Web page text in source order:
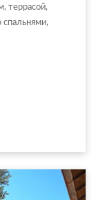
террасой,
спальнями,